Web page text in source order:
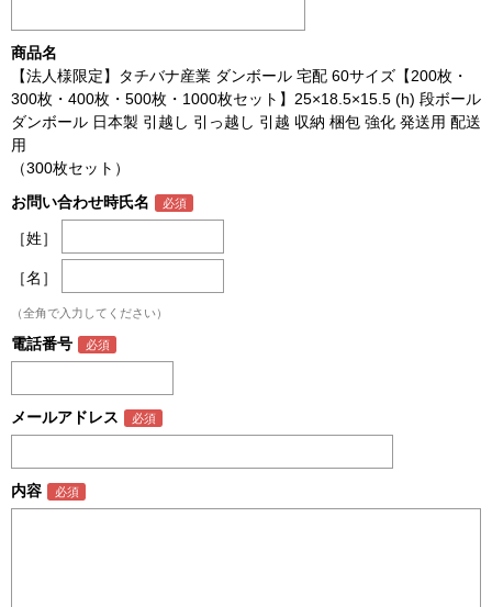
商品名
【法人様限定】タチバナ産業 ダンボール 宅配 60サイズ【200枚・
300枚・400枚・500枚・1000枚セット】25×18.5×15.5 (h) 段ボール
ダンボール 日本製 引越し 引っ越し 引越 収納 梱包 強化 発送用 配送
用
（300枚セット）
お問い合わせ時氏名
［姓］
［名］
（全角で入力してください）
電話番号
メールアドレス
内容